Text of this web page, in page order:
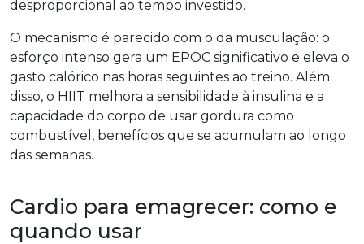
desproporcional ao tempo investido.
O mecanismo é parecido com o da musculação: o
esforço intenso gera um EPOC significativo e eleva o
gasto calórico nas horas seguintes ao treino. Além
disso, o HIIT melhora a sensibilidade à insulina e a
capacidade do corpo de usar gordura como
combustível, benefícios que se acumulam ao longo
das semanas.
Cardio para emagrecer: como e
quando usar